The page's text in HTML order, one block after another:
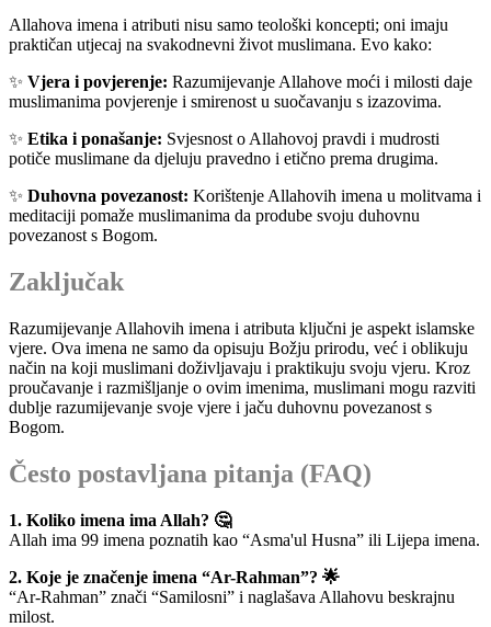
Allahova imena i atributi nisu samo teološki koncepti; oni imaju
praktičan utjecaj na svakodnevni život muslimana. Evo kako:
✨ Vjera i povjerenje: Razumijevanje Allahove moći i milosti daje
muslimanima povjerenje i smirenost u suočavanju s izazovima.
✨ Etika i ponašanje: Svjesnost o Allahovoj pravdi i mudrosti
potiče muslimane da djeluju pravedno i etično prema drugima.
✨ Duhovna povezanost: Korištenje Allahovih imena u molitvama i
meditaciji pomaže muslimanima da prodube svoju duhovnu
povezanost s Bogom.
Zaključak
Razumijevanje Allahovih imena i atributa ključni je aspekt islamske
vjere. Ova imena ne samo da opisuju Božju prirodu, već i oblikuju
način na koji muslimani doživljavaju i praktikuju svoju vjeru. Kroz
proučavanje i razmišljanje o ovim imenima, muslimani mogu razviti
dublje razumijevanje svoje vjere i jaču duhovnu povezanost s
Bogom.
Često postavljana pitanja (FAQ)
1. Koliko imena ima Allah? 🤔
Allah ima 99 imena poznatih kao “Asma'ul Husna” ili Lijepa imena.
2. Koje je značenje imena “Ar-Rahman”? 🌟
“Ar-Rahman” znači “Samilosni” i naglašava Allahovu beskrajnu
milost.